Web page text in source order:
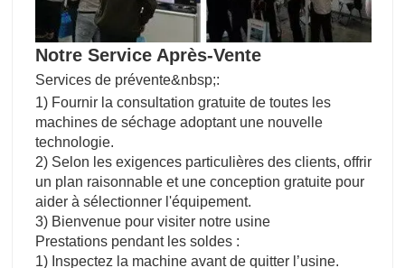
Notre Service Après-Vente
Services de prévente&nbsp;:
1) Fournir la consultation gratuite de toutes les
machines de séchage adoptant une nouvelle
technologie.
2) Selon les exigences particulières des clients, offrir
un plan raisonnable et une conception gratuite pour
aider à sélectionner l'équipement.
3) Bienvenue pour visiter notre usine
Prestations pendant les soldes :
1) Inspectez la machine avant de quitter l’usine.